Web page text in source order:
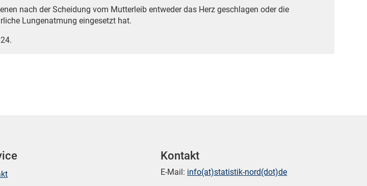
nach der Scheidung vom Mutterleib entweder das Herz geschlagen oder die
Lungenatmung eingesetzt hat.
Kontakt
E-Mail: info(at)statistik-nord(dot)de